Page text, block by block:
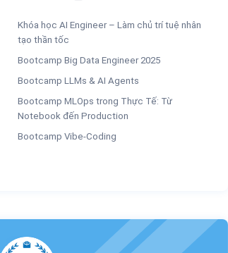
Khóa học AI Engineer – Làm chủ trí tuệ nhân
tạo thần tốc
Bootcamp Big Data Engineer 2025
Bootcamp LLMs & AI Agents
Bootcamp MLOps trong Thực Tế: Từ
Notebook đến Production
Bootcamp Vibe-Coding